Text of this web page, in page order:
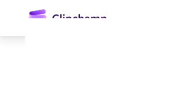
principal